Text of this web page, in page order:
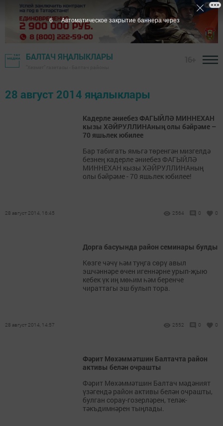
БАЛТАЧ ЯҢАЛЫКЛАРЫ
28 август 2014 яңалыклары
Кадерле әниебез ФАГЫЙЛӘ МИННЕХАН
кызы ХӘЙРУЛЛИНАның олы бәйрәме –
70 яшьлек юбилее
Бар табигать ямьгә төренгән мизгелдә
безнең кадерле әниебез ФАГЫЙЛӘ
МИННЕХАН кызы ХӘЙРУЛЛИНАның
олы бәйрәме - 70 яшьлек юбилее!
28 август 2014, 16:45 2564 0 0
Дорга басуында район семинары булды
Көзге чәчү һәм туңга сөрү авыл
эшчәннәре өчен игеннәрне урып-җыю
кебек үк иң мөһим һәм беренче
чираттагы эш булып тора.
28 август 2014, 14:57 2552 0 0
Фәрит Мөхәммәтшин Балтачта район
активы белән очрашты
Фәрит Мөхәммәтшин Балтач мәдәният
үзәгендә район активы белән очрашты,
булган сорау-гозерләрен, теләк-
тәкъдимнәрен тыңлады.
6 Автоматическое закрытие баннера через